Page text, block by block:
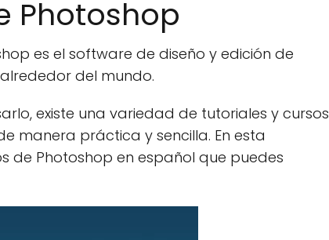
Photoshop
es el software de diseño y edición de
del mundo.
existe una variedad de tutoriales y cursos
manera práctica y sencilla. En esta
de Photoshop en español que puedes